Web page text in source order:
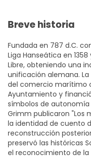
Breve historia
Fundada en 787 d.C.
Liga Hanseática en
Libre, obteniendo una
unificación alemana.
del comercio marítimo
Ayuntamiento y
símbolos de autonomía
Grimm publicaron "Los
la identidad de cuento
reconstrucción
preservó las históricas
el reconocimiento de la